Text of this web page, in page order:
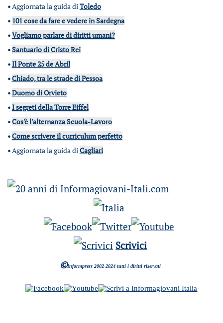
•Aggiornata la guida diToledo
• 101 cose da fare e vedere in Sardegna
•Vogliamo parlare di diritti umani?
•Santuario di Cristo Rei
•Il Ponte 25 de Abril
•Chiado, tra le strade di Pessoa
•Duomo di Orvieto
•I segreti della Torre Eiffel
•Cos'è l'alternanza Scuola-Lavoro
•Come scrivere il curriculum perfetto
•Aggiornata la guida diCagliari
Scrivici
©Informpress 2002-2024 tutti i diritti riservati